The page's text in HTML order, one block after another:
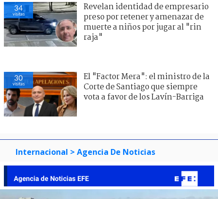
34
visitas
Revelan identidad de empresario
preso por retener y amenazar de
muerte a niños por jugar al "rin
raja"
30
visitas
El "Factor Mera": el ministro de la
Corte de Santiago que siempre
vota a favor de los Lavín-Barriga
Internacional > Agencia De Noticias